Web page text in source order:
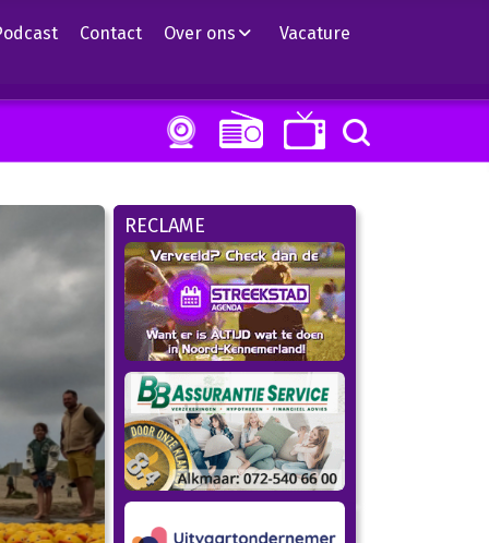
Contact Over ons Vacature
RECLAME